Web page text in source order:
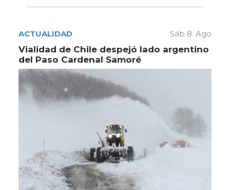
ACTUALIDAD Sáb 8. Ago
Vialidad de Chile despejó lado argentino
del Paso Cardenal Samoré